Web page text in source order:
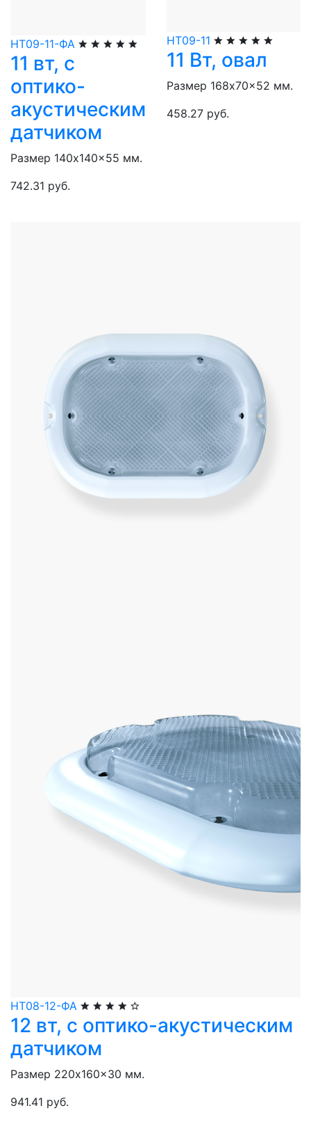
НТ09-11-ФА
11 вт, с
оптико-
акустическим
датчиком
Размер 140x140x55 мм.
742.31 руб.
НТ09-11
11 Вт, овал
Размер 168x70x52 мм.
458.27 руб.
НТ08-12-ФА
12 вт, с оптико-акустическим
датчиком
Размер 220x160x30 мм.
941.41 руб.